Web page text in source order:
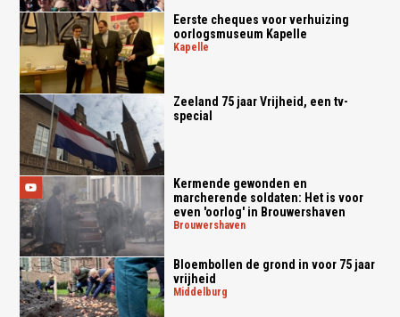
Eerste cheques voor verhuizing
oorlogsmuseum Kapelle
kapelle
Zeeland 75 jaar Vrijheid, een tv-
special
Kermende gewonden en
marcherende soldaten: Het is voor
even 'oorlog' in Brouwershaven
brouwershaven
Bloembollen de grond in voor 75 jaar
vrijheid
middelburg